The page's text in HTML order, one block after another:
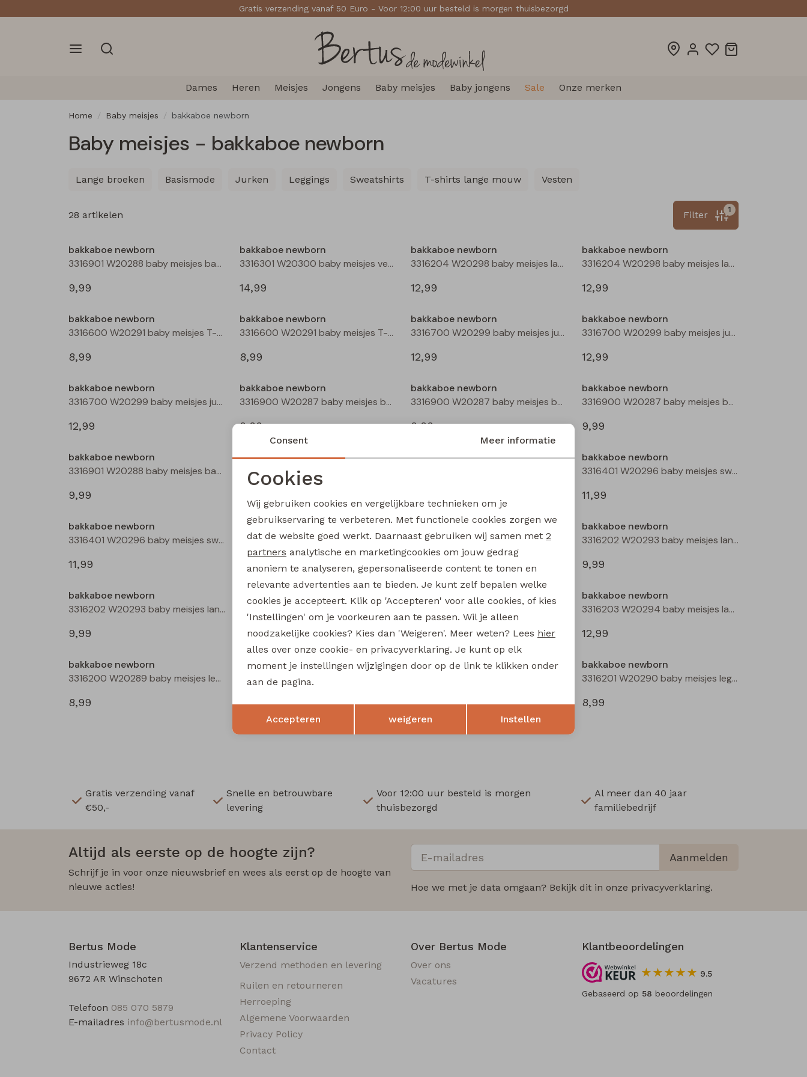
Gratis verzending vanaf 50 Euro - Voor 12:00 uur besteld is morgen thuisbezorgd
Dames Heren Meisjes Jongens Baby meisjes Baby jongens Sale Onze merken
Home Baby meisjes bakkaboe newborn
Baby meisjes - bakkaboe newborn
Basismode Jurken
Lange broeken Leggings Sweatshirts T-shirts lange mouw Vesten
28 artikelen 1
Filter
bakkaboe newborn
3316901 W20288 baby meisjes basismode Ecru
9,99
bakkaboe newborn
3316301 W20300 baby meisjes vest Ecru melee
14,99
bakkaboe newborn
3316204 W20298 baby meisjes lange broek Ecru
12,99
bakkaboe newborn
3316204 W20298 baby meisjes lange broek Rose
12,99
bakkaboe newborn
3316600 W20291 baby meisjes T-shirt lm Ecru melee
8,99
bakkaboe newborn
3316600 W20291 baby meisjes T-shirt lm Peach
8,99
bakkaboe newborn
3316700 W20299 baby meisjes jurk Mauve
12,99
bakkaboe newborn
3316700 W20299 baby meisjes jurk Aubergine
12,99
bakkaboe newborn
3316700 W20299 baby meisjes jurk Taupe
12,99
bakkaboe newborn
3316900 W20287 baby meisjes basismode Ecru
9,99
bakkaboe newborn
3316900 W20287 baby meisjes basismode Peach
9,99
bakkaboe newborn
3316900 W20287 baby meisjes basismode Rose
9,99
bakkaboe newborn
3316901 W20288 baby meisjes basismode Rose
9,99
bakkaboe newborn
bakkaboe newborn
bakkaboe newborn
3316401 W20296 baby meisjes sweatshirt Ecru
11,99
bakkaboe newborn
3316401 W20296 baby meisjes sweatshirt Rose
11,99
bakkaboe newborn
3316401 W20296 baby meisjes sweatshirt Paars donker
11,99
bakkaboe newborn
9,99
bakkaboe newborn
3316202 W20293 baby meisjes lange broek Mauve
9,99
bakkaboe newborn
3316202 W20293 baby meisjes lange broek Aubergine
9,99
bakkaboe newborn
12,99
bakkaboe newborn
12,99
bakkaboe newborn
3316203 W20294 baby meisjes lange broek Taupe
12,99
bakkaboe newborn
3316200 W20289 baby meisjes legging Ecru
8,99
bakkaboe newborn
8,99
bakkaboe newborn
8,99
bakkaboe newborn
3316201 W20290 baby meisjes legging Peach
8,99
Gratis verzending vanaf
€50,-
Snelle en betrouwbare
levering
Voor 12:00 uur besteld is morgen
thuisbezorgd
Al meer dan 40 jaar
familiebedrijf
Altijd als eerste op de hoogte zijn?
Schrijf je in voor onze nieuwsbrief en wees als eerst op de hoogte van
nieuwe acties!
Aanmelden
Hoe we met je data omgaan? Bekijk dit in onze privacyverklaring.
Bertus Mode
Industrieweg 18c
9672 AR Winschoten
Telefoon 085 070 5879
E-mailadres info@bertusmode.nl
Klantenservice
Verzend methoden en levering
Ruilen en retourneren
Herroeping
Algemene Voorwaarden
Privacy Policy
Contact
Over Bertus Mode
Over ons
Vacatures
Klantbeoordelingen
9.5
Gebaseerd op 58 beoordelingen
Noodzakelijke cookies
Analytische cookies Marketing cookies
Terug Opslaan
Consent Meer informatie
Cookies
Wij gebruiken cookies en vergelijkbare technieken om je
gebruikservaring te verbeteren. Met functionele cookies zorgen we
dat de website goed werkt. Daarnaast gebruiken wij samen met 2
partners analytische en marketingcookies om jouw gedrag
anoniem te analyseren, gepersonaliseerde content te tonen en
relevante advertenties aan te bieden. Je kunt zelf bepalen welke
cookies je accepteert. Klik op 'Accepteren' voor alle cookies, of kies
'Instellingen' om je voorkeuren aan te passen. Wil je alleen
noodzakelijke cookies? Kies dan 'Weigeren'. Meer weten? Lees hier
alles over onze cookie- en privacyverklaring. Je kunt op elk
moment je instellingen wijzigingen door op de link te klikken onder
aan de pagina.
Accepteren weigeren Instellen